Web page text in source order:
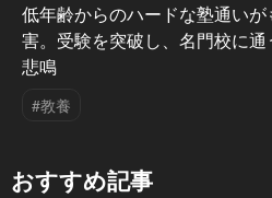
低年齢からのハードな塾通い
害。受験を突破し、名門校に
悲鳴
#教養
おすすめ記事